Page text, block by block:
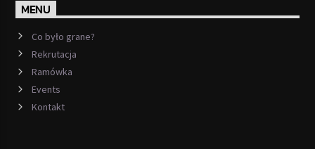
MENU
Co było grane?
Rekrutacja
Ramówka
Events
Kontakt